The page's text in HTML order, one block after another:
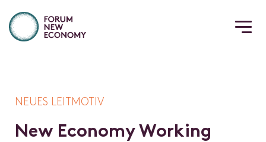
NEUES LEITMOTIV
New Economy Working